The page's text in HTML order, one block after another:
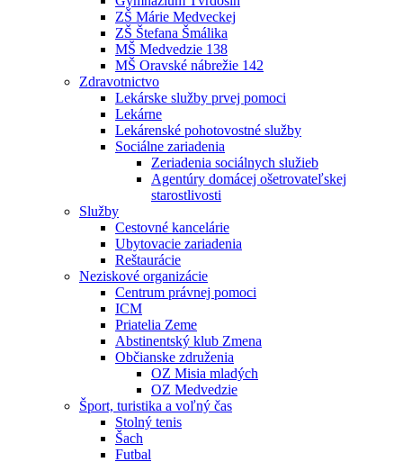
ZŠ Márie Medveckej
ZŠ Štefana Šmálika
MŠ Medvedzie 138
MŠ Oravské nábrežie 142
Zdravotnictvo
Lekárske služby prvej pomoci
Lekárne
Lekárenské pohotovostné služby
Sociálne zariadenia
Zeriadenia sociálnych služieb
Agentúry domácej ošetrovateľskej
starostlivosti
Služby
Cestovné kancelárie
Ubytovacie zariadenia
Reštaurácie
Neziskové organizácie
Centrum právnej pomoci
ICM
Priatelia Zeme
Abstinentský klub Zmena
Občianske združenia
OZ Misia mladých
OZ Medvedzie
Šport, turistika a voľný čas
Stolný tenis
Šach
Futbal